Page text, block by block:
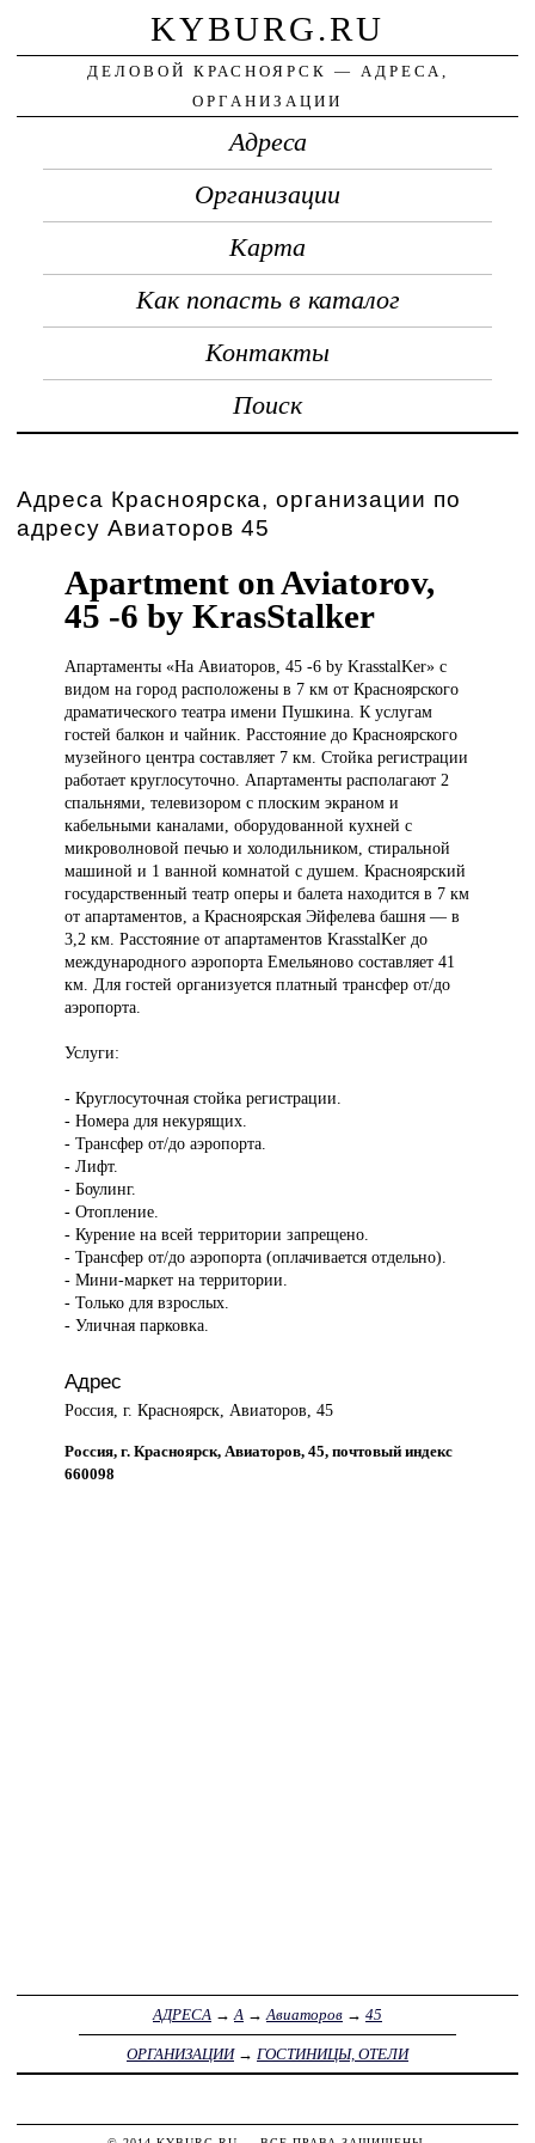
KYBURG.RU
ДЕЛОВОЙ КРАСНОЯРСК — АДРЕСА,
ОРГАНИЗАЦИИ
Адреса
Организации
Карта
Как попасть в каталог
Контакты
Поиск
Адреса Красноярска, организации по
адресу Авиаторов 45
Apartment on Aviatorov,
45 -6 by KrasStalker
Апартаменты «НаАвиаторов, 45 -6 by KrasstalKer» с
видом на город расположены в 7 км от Красноярского
драматического театра имени Пушкина. К услугам
гостей балкон и чайник. Расстояние до Красноярского
музейного центра составляет 7 км. Стойка регистрации
работает круглосуточно. Апартаменты располагают 2
спальнями, телевизором с плоским экраном и
кабельными каналами, оборудованной кухней с
микроволновой печью и холодильником, стиральной
машиной и 1 ванной комнатой с душем. Красноярский
государственный театр оперы и балета находится в 7 км
от апартаментов, а Красноярская Эйфелева башня — в
3,2 км. Расстояние от апартаментов KrasstalKer до
международного аэропорта Емельяново составляет 41
км. Для гостей организуется платный трансфер от/до
аэропорта.
Услуги:
- Круглосуточная стойка регистрации.
- Номера для некурящих.
- Трансфер от/до аэропорта.
- Лифт.
- Боулинг.
- Отопление.
- Курение на всей территории запрещено.
- Трансфер от/до аэропорта (оплачивается отдельно).
- Мини-маркет на территории.
- Только для взрослых.
- Уличная парковка.
Адрес
Россия, г. Красноярск, Авиаторов, 45
Россия, г. Красноярск, Авиаторов, 45, почтовый индекс
660098
АДРЕСА →А →Авиаторов → 45
ОРГАНИЗАЦИИ→ ГОСТИНИЦЫ, ОТЕЛИ